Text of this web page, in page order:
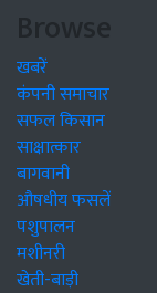
Browse
खबरें
कंपनी समाचार
सफल किसान
साक्षात्कार
बागवानी
औषधीय फसलें
पशुपालन
मशीनरी
खेती-बाड़ी